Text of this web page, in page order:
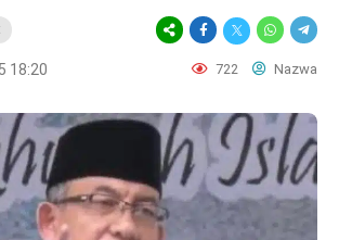
18:20 722 Nazwa